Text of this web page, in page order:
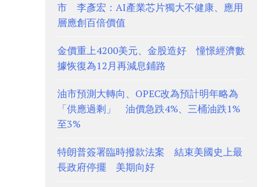
市 李彥宏：AI產業芯片獨大不健康、應用
層應創百倍價值
金價重上4200美元、金股造好 憧憬經濟數
據恢復為12月再減息鋪路
油市預測大轉向、OPEC改為預計明年略為
「供應過剩」 油價急跌4%、三桶油跌1%
至3%
特朗普簽署臨時撥款法案 結束美國史上最
長政府停擺 美期向好